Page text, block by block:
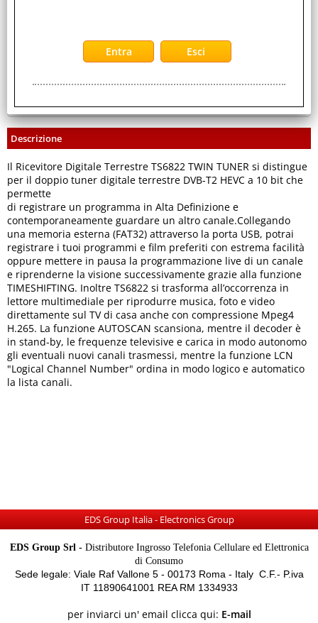
Stampa
Descrizione
Il Ricevitore Digitale Terrestre TS6822 TWIN TUNER si distingue
per il doppio tuner digitale terrestre DVB-T2 HEVC a 10 bit che
permette
di registrare un programma in Alta Definizione e
contemporaneamente guardare un altro canale.Collegando
una memoria esterna (FAT32) attraverso la porta USB, potrai
registrare i tuoi programmi e film preferiti con estrema facilità
oppure mettere in pausa la programmazione live di un canale
e riprenderne la visione successivamente grazie alla funzione
TIMESHIFTING. Inoltre TS6822 si trasforma all’occorrenza in
lettore multimediale per riprodurre musica, foto e video
direttamente sul TV di casa anche con compressione Mpeg4
H.265. La funzione AUTOSCAN scansiona, mentre il decoder è
in stand-by, le frequenze televisive e carica in modo autonomo
gli eventuali nuovi canali trasmessi, mentre la funzione LCN
"Logical Channel Number" ordina in modo logico e automatico
la lista canali.
EDS Group Italia - Electronics Group
EDS Group Srl -Distributore Ingrosso Telefonia Cellulare ed Elettronica
di Consumo
Sede legale: Viale Raf Vallone 5 - 00173 Roma - Italy C.F.- P.iva
IT 11890641001 REA RM 1334933
per inviarci un' email clicca qui: E-mail